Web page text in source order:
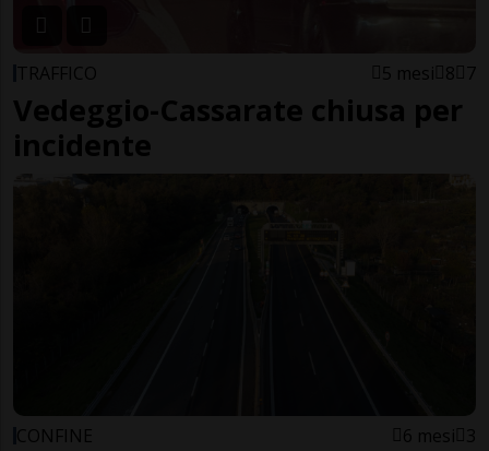
TRAFFICO 5 mesi 8 7
Vedeggio-Cassarate chiusa per
incidente
CONFINE 6 mesi 3